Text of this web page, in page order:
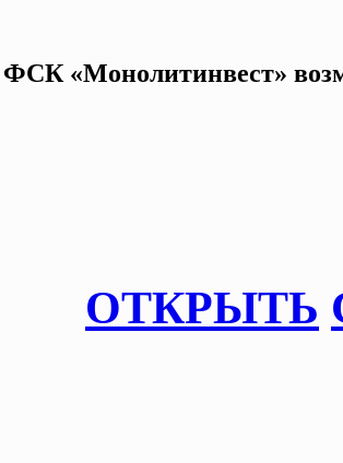
«Монолитинвест»
ОТКРЫТЬ